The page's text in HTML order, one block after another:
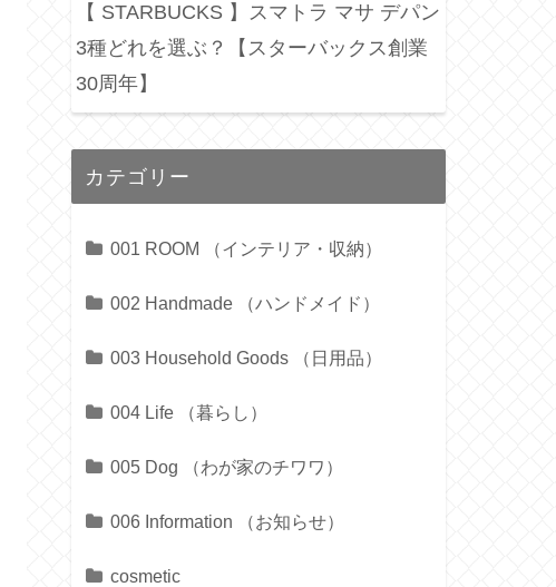
【 STARBUCKS 】スマトラ マサ デパン
3種どれを選ぶ？【スターバックス創業
30周年】
カテゴリー
001 ROOM （インテリア・収納）
002 Handmade （ハンドメイド）
003 Household Goods （日用品）
004 Life （暮らし）
005 Dog （わが家のチワワ）
006 Information （お知らせ）
cosmetic